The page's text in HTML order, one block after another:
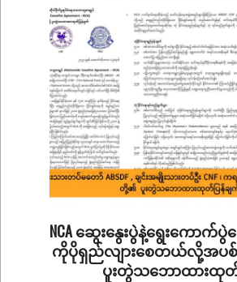
NCA ဆွေးနွေးပွဲနဲ့ရွေးကောက်
ကိုပိုရှည်လျားစေတယ်လို့အပစ်
ပူးတွဲသဘောထားထုတ်